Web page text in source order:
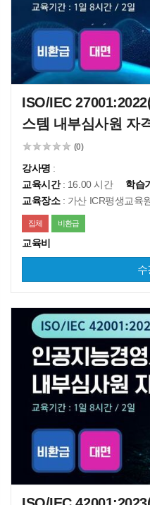
ISO/IEC
스템 내부심사원 자
(0)
강사명 :
교육시간: 16.00 시간 학습
교육장소: 가산 ICR평생교육
집체 비환급
교육비
수